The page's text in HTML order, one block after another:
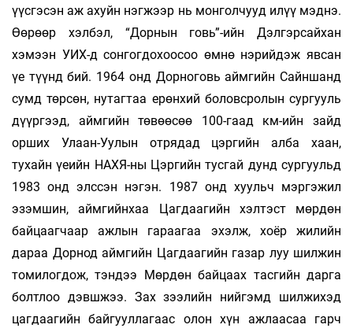
үүсгэсэн аж ахуйн нэгжээр нь монголчууд илүү мэднэ.
Өөрөөр хэлбэл, “Дорнын говь”-ийн Дэлгэрсайхан
хэмээн УИХ-д сонгогдохоосоо өмнө нэрийдэж явсан
үе түүнд бий. 1964 онд Дорноговь аймгийн Сайншанд
сумд төрсөн, нутагтаа ерөнхий боловсролын сургууль
дүүргээд, аймгийн төвөөсөө 100-гаад км-ийн зайд
орших Улаан-Уулын отрядад цэргийн алба хаан,
тухайн үеийн НАХЯ-ны Цэргийн тусгай дунд сургуульд
1983 онд элссэн нэгэн. 1987 онд хуульч мэргэжил
эзэмшин, аймгийнхаа Цагдаагийн хэлтэст мөрдөн
байцаагчаар ажлын гараагаа эхэлж, хоёр жилийн
дараа Дорнод аймгийн Цагдаагийн газар луу шилжин
томилогдож, тэндээ Мөрдөн байцаах тасгийн дарга
болтлоо дэвшжээ. Зах зээлийн нийгэмд шилжихэд
цагдаагийн байгууллагаас олон хүн ажлаасаа гарч